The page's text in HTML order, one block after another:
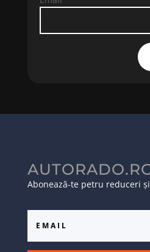
Abonează-te petru reduceri